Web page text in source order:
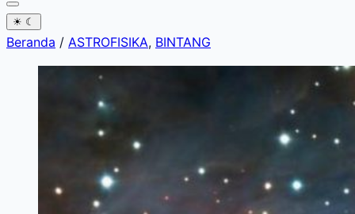
☀ ☾
Beranda / ASTROFISIKA, BINTANG